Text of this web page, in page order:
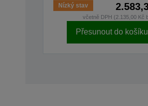
Nízký stav
včetně DPH (2.135,00 Kč
Přesunout do košíku